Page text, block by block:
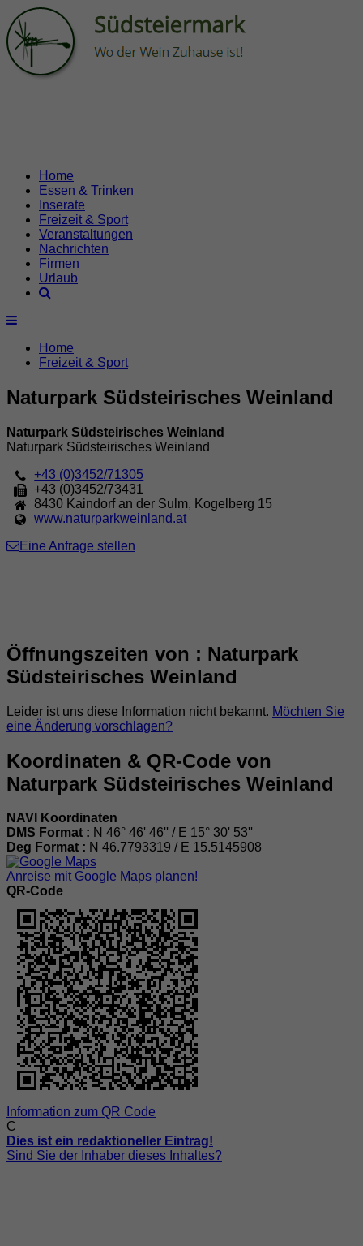
Home
Essen & Trinken
Inserate
Freizeit & Sport
Veranstaltungen
Nachrichten
Firmen
Urlaub
Home
Freizeit & Sport
Naturpark Südsteirisches Weinland
Naturpark Südsteirisches Weinland
Naturpark Südsteirisches Weinland
+43 (0)3452/71305
+43 (0)3452/73431
8430 Kaindorf an der Sulm, Kogelberg 15
www.naturparkweinland.at
Eine Anfrage stellen
Öffnungszeiten von : Naturpark
Südsteirisches Weinland
Leider ist uns diese Information nicht bekannt. Möchten Sie
eine Änderung vorschlagen?
Koordinaten & QR-Code von
Naturpark Südsteirisches Weinland
NAVI Koordinaten
DMS Format : N 46° 46' 46'' / E 15° 30' 53''
Deg Format : N 46.7793319 / E 15.5145908
Anreise mit Google Maps planen!
QR-Code
Information zum QR Code
C
Dies ist ein redaktioneller Eintrag!
Sind Sie der Inhaber dieses Inhaltes?